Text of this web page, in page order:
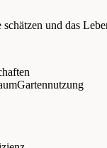
und das
Gartennutzung